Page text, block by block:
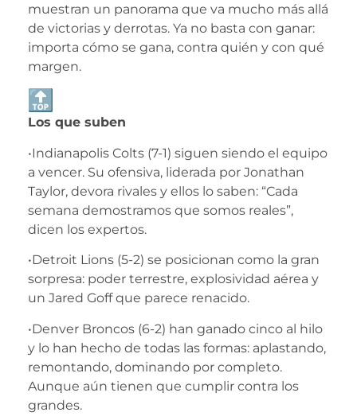
muestran un panorama que va mucho más allá
de victorias y derrotas. Ya no basta con ganar:
importa cómo se gana, contra quién y con qué
margen.
Los que suben
•Indianapolis Colts (7-1) siguen siendo el equipo
a vencer. Su ofensiva, liderada por Jonathan
Taylor, devora rivales y ellos lo saben: “Cada
semana demostramos que somos reales”,
dicen los expertos.
•Detroit Lions (5-2) se posicionan como la gran
sorpresa: poder terrestre, explosividad aérea y
un Jared Goff que parece renacido.
•Denver Broncos (6-2) han ganado cinco al hilo
y lo han hecho de todas las formas: aplastando,
remontando, dominando por completo.
Aunque aún tienen que cumplir contra los
grandes.